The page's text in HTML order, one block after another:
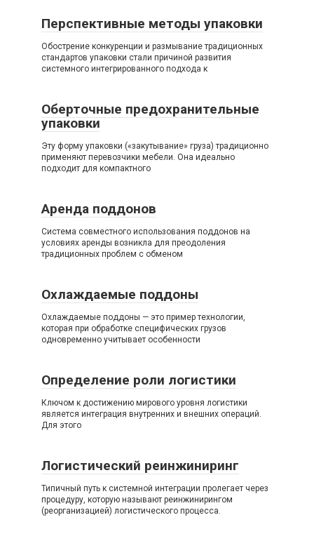
Перспективные методы упаковки
Обострение конкуренции и размывание традиционных
стандартов упаковки стали причиной развития
системного интегрированного подхода к
Оберточные предохранительные
упаковки
Эту форму упаковки («закутывание» груза) традиционно
применяют перевозчики мебели. Она идеально
подходит для компактного
Аренда поддонов
Система совместного использования поддонов на
условиях аренды возникла для преодоления
традиционных проблем с обменом
Охлаждаемые поддоны
Охлаждаемые поддоны — это пример технологии,
которая при обработке специфических грузов
одновременно учитывает особенности
Определение роли логистики
Ключом к достижению мирового уровня логистики
является интеграция внутренних и внешних операций.
Для этого
Логистический реинжиниринг
Типичный путь к системной интеграции пролегает через
процедуру, которую называют реинжинирингом
(реорганизацией) логистического процесса.